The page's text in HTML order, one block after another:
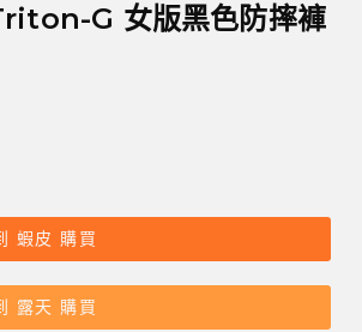
G 女版黑色防摔褲
蝦皮 購買
露天 購買